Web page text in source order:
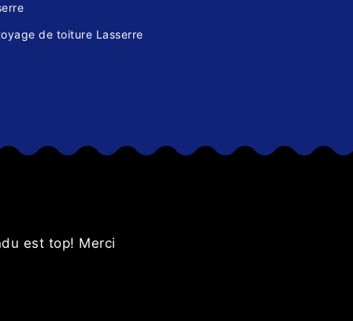
de toiture Lasserre
est top! Merci